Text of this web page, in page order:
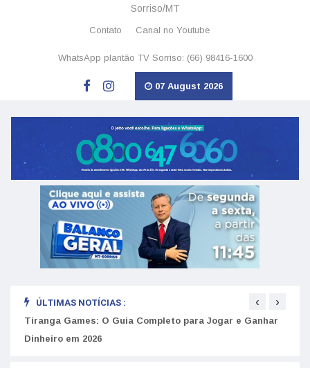
Sorriso/MT
Contato Canal no Youtube
WhatsApp plantão TV Sorriso: (66) 98416-1600
07 August 2026
ÚLTIMAS NOTÍCIAS :
Tiranga Games: O Guia Completo para Jogar e Ganhar
Golpes do arrendamento em Portugal: Como identificar
anúncios falsos de moradia na internet
‹ ›